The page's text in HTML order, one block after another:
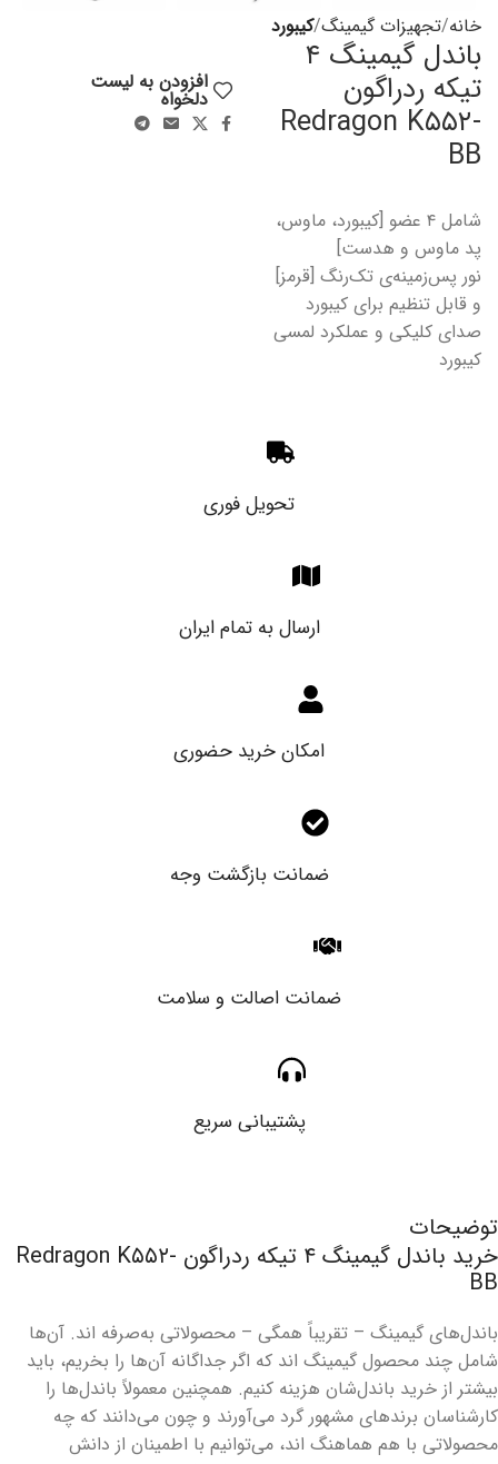
خانه تجهیزات گیمینگ کیبورد
باندل گیمینگ ۴
تیکه ردراگون
Redragon K۵۵۲-
BB
شامل ۴ عضو [کیبورد، ماوس،
پد ماوس و هدست]
نور پس‌زمینه‌ی تک‌رنگ [قرمز]
و قابل تنظیم برای کیبورد
صدای کلیکی و عملکرد لمسی
کیبورد
افزودن به لیست
دلخواه
تحویل فوری
ارسال به تمام ایران
امکان خرید حضوری
ضمانت بازگشت وجه
ضمانت اصالت و سلامت
پشتیبانی سریع
توضیحات
خرید باندل گیمینگ ۴ تیکه ردراگون Redragon K۵۵۲-
BB
باندل‌های گیمینگ – تقریباً همگی – محصولاتی به‌صرفه اند. آن‌ها
شامل چند محصول گیمینگ اند که اگر جداگانه آن‌ها را بخریم، باید
بیشتر از خرید باندل‌شان هزینه کنیم. همچنین معمولاً باندل‌ها را
کارشناسان برندهای مشهور گرد می‌آورند و چون می‌دانند که چه
محصولاتی با هم هماهنگ اند، می‌توانیم با اطمینان از دانش